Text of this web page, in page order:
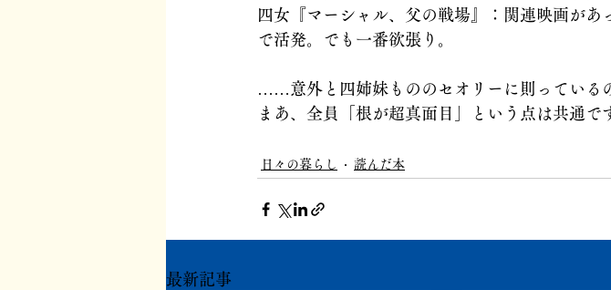
四女『マーシャル、父の戦場』：関連映画が
で活発。でも一番欲張り。
……意外と四姉妹もののセオリーに則っている
まあ、全員「根が超真面目」という点は共通で
日々の暮らし 読んだ本
最新記事